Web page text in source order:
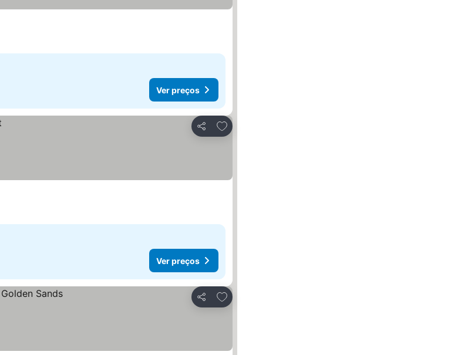
Ver preços
Partilhar
Adicionar aos favoritos
Ver preços
Partilhar
Adicionar aos favoritos